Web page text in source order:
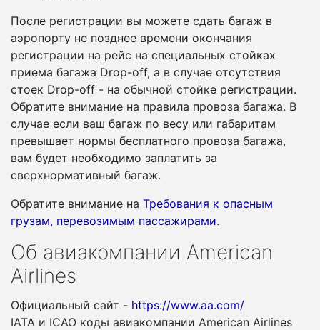
После регистрации вы можете сдать багаж в
аэропорту не позднее времени окончания
регистрации на рейс на специальных стойках
приема багажа Drop-off, а в случае отсутствия
стоек Drop-off - на обычной стойке регистрации.
Обратите внимание на правила провоза багажа. В
случае если ваш багаж по весу или габаритам
превышает нормы бесплатного провоза багажа,
вам будет необходимо заплатить за
сверхнормативный багаж.
Обратите внимание на Требования к опасным
грузам, перевозимым пассажирами.
Об авиакомпании American
Airlines
Официальный сайт - https://www.aa.com/
IATA и ICAO коды авиакомпании American Airlines